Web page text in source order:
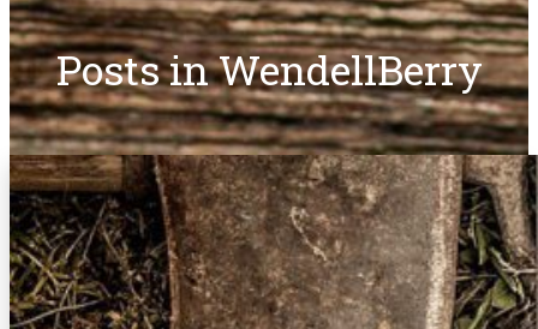
Posts in WendellBerry